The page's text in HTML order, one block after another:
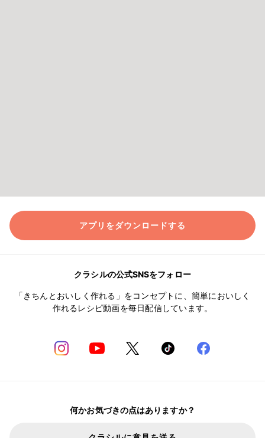
アプリをダウンロードする
クラシルの公式SNSをフォロー
「きちんとおいしく作れる」をコンセプトに、簡単においしく
作れるレシピ動画を毎日配信しています。
何かお気づきの点はありますか？